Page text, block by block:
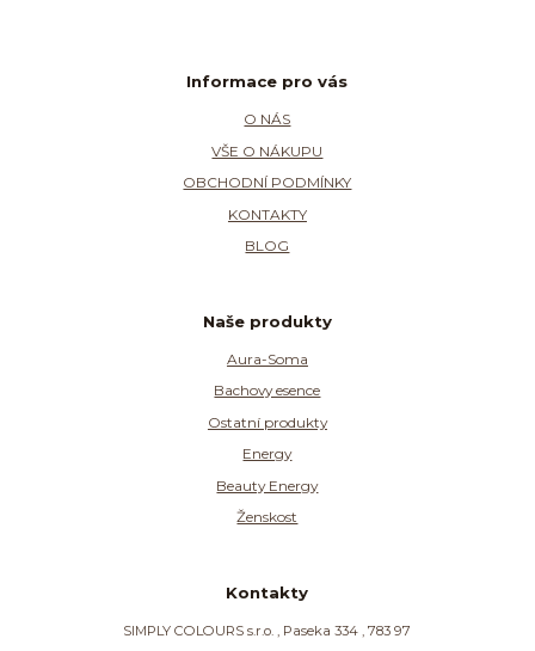
Informace pro vás
O NÁS
VŠE O NÁKUPU
OBCHODNÍ PODMÍNKY
KONTAKTY
BLOG
Naše produkty
Aura-Soma
Bachovy esence
Ostatní produkty
Energy
Beauty Energy
Ženskost
Kontakty
SIMPLY COLOURS s.r.o. , Paseka 334 , 783 97